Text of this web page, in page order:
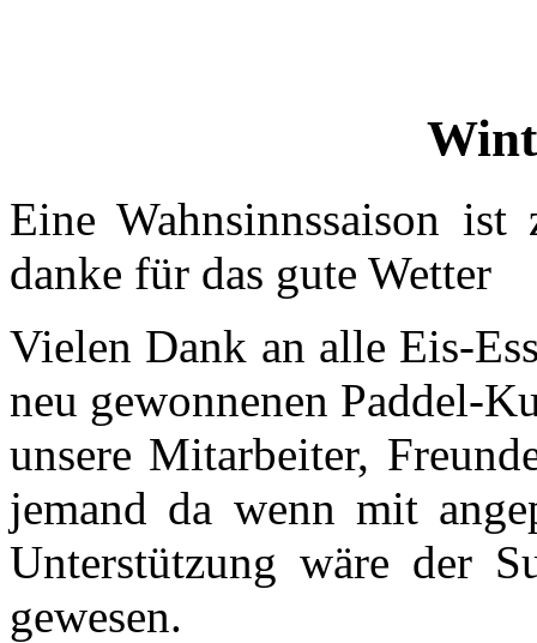
Eine Wahnsinnssaison
danke für das gute Wetter
Vielen Dank an alle Eis-
neu gewonnenen Paddel-
unsere Mitarbeiter,
jemand da wenn mit
Unterstützung wäre der
gewesen.